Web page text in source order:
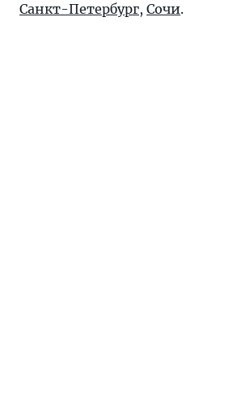
Санкт-Петербург, Сочи.